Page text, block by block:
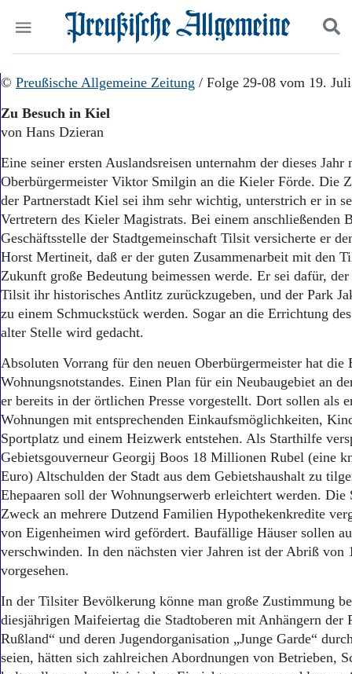
Start
Wer wir sind
Abonnenten-Login
Abonnent werden
Abo Prämien
Archiv
Mediadaten
Politik
Leben
Geschichte
Ostpreußen
Pommern
Berlin-Brandenburg
Schlesien
Danzig und Westpreußen
Bücher
Kontakt
Impressum
Datenschutz
Suchen und finden
© Preußische Allgemeine Zeitung / Folge 29-08 vom 19.
Zu Besuch in Kiel
von Hans Dzieran
Eine seiner ersten Auslandsreisen unternahm der dieses
Oberbürgermeister Viktor Smilgin an die Kieler Förde. Die
der Partnerstadt Kiel sei ihm sehr wichtig, unterstrich er in
Vertretern des Kieler Magistrats. Bei einem anschließenden
Geschäftsstelle der Stadtgemeinschaft Tilsit versicherte er
Horst Mertineit, daß er der guten Zusammenarbeit mit den
Zukunft große Bedeutung beimessen werde. Er sei dafür,
Tilsit ihr historisches Antlitz zurückzugeben, und der Park
zu einem Schmuckstück werden. Sogar an die Errichtung
alter Stelle wird gedacht.
Absoluten Vorrang für den neuen Oberbürgermeister hat die
Wohnungsnotstandes. Einen Plan für ein Neubaugebiet an
er bereits in der örtlichen Presse vorgestellt. Dort sollen als
Wohnungen mit entsprechenden Einkaufsmöglichkeiten,
Sportplatz und einem Heizwerk entstehen. Als Starthilfe
Gebietsgouverneur Georgij Boos 18 Millionen Rubel (eine
Euro) Altschulden der Stadt aus dem Gebietshaushalt zu
Ehepaaren soll der Wohnungserwerb erleichtert werden. Die
Zweck an mehrere Dutzend Familien Hypothekenkredite
von Eigenheimen wird gefördert. Baufällige Häuser sollen
verschwinden. In den nächsten vier Jahren ist der Abriß von
vorgesehen.
In der Tilsiter Bevölkerung könne man große Zustimmung
diesjährigen Maifeiertag die Stadtoberen mit Anhängern der
Rußland“ und deren Jugendorganisation „Junge Garde“
seien, hätten sich zahlreichen Abordnungen von Betrieben,